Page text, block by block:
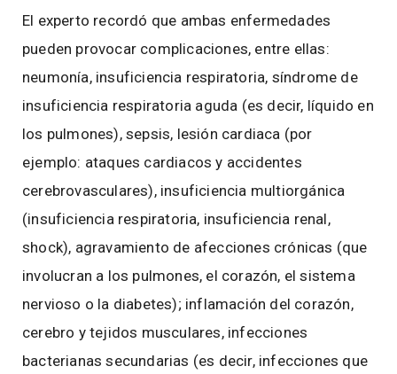
El experto recordó que ambas enfermedades
pueden provocar complicaciones, entre ellas:
neumonía, insuficiencia respiratoria, síndrome de
insuficiencia respiratoria aguda (es decir, líquido en
los pulmones), sepsis, lesión cardiaca (por
ejemplo: ataques cardiacos y accidentes
cerebrovasculares), insuficiencia multiorgánica
(insuficiencia respiratoria, insuficiencia renal,
shock), agravamiento de afecciones crónicas (que
involucran a los pulmones, el corazón, el sistema
nervioso o la diabetes); inflamación del corazón,
cerebro y tejidos musculares, infecciones
bacterianas secundarias (es decir, infecciones que